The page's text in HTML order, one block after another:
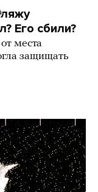
Его сбили?
места
защищать